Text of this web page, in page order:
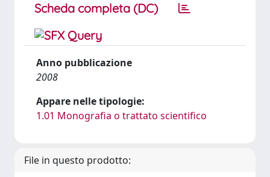
Scheda completa (DC)
Anno pubblicazione
2008
Appare nelle tipologie:
1.01 Monografia o trattato scientifico
File in questo prodotto: